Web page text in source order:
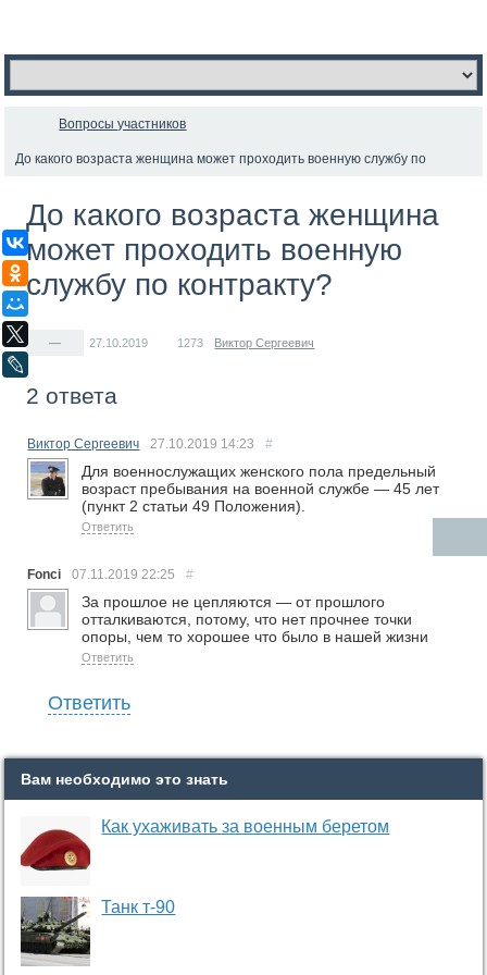
ВКонтакте
Одноклассники
Мой Мир
Вопросы участников
До какого возраста женщина может проходить военную службу по
До какого возраста женщина
может проходить военную
службу по контракту?
— 27.10.2019 1273 Виктор Сергеевич
2 ответа
Виктор Сергеевич 27.10.2019 14:23 #
Для военнослужащих женского пола предельный
возраст пребывания на военной службе — 45 лет
(пункт 2 статьи 49 Положения).
Ответить
Fonci 07.11.201922:25 #
За прошлое не цепляются — от прошлого
отталкиваются, потому, что нет прочнее точки
опоры, чем то хорошее что было в нашей жизни
Ответить
Ответить
Вам необходимо это знать
Как ухаживать за военным беретом
Танк т-90